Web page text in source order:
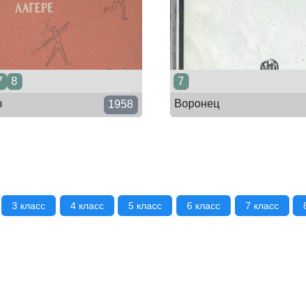
8
1958
7
Воронец
3 класс 4 класс 5 класс 6 класс 7 класс